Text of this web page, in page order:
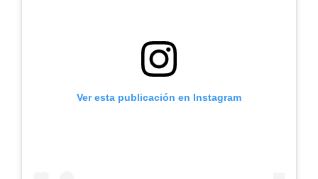
Ver esta publicación en Instagram